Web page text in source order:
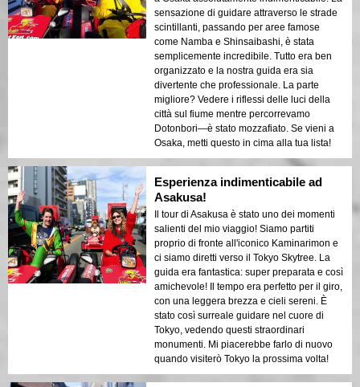
sensazione di guidare attraverso le strade
scintillanti, passando per aree famose
come Namba e Shinsaibashi, è stata
semplicemente incredibile. Tutto era ben
organizzato e la nostra guida era sia
divertente che professionale. La parte
migliore? Vedere i riflessi delle luci della
città sul fiume mentre percorrevamo
Dotonbori—è stato mozzafiato. Se vieni a
Osaka, metti questo in cima alla tua lista!
Esperienza indimenticabile ad
Asakusa!
Il tour di Asakusa è stato uno dei momenti
salienti del mio viaggio! Siamo partiti
proprio di fronte all'iconico Kaminarimon e
ci siamo diretti verso il Tokyo Skytree. La
guida era fantastica: super preparata e così
amichevole! Il tempo era perfetto per il giro,
con una leggera brezza e cieli sereni. È
stato così surreale guidare nel cuore di
Tokyo, vedendo questi straordinari
monumenti. Mi piacerebbe farlo di nuovo
quando visiterò Tokyo la prossima volta!